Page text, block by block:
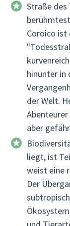
Straße des
Coroico ist
hinunter in
der Welt.
aber
liegt, ist
weist eine
Der